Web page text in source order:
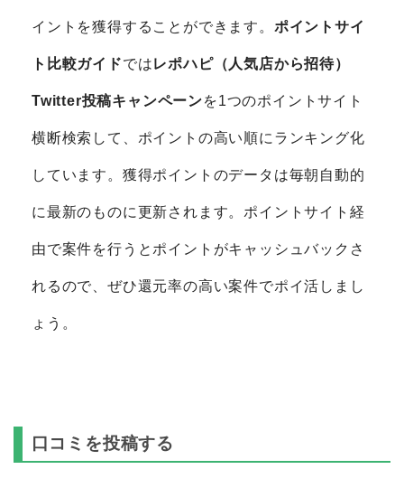
イントを獲得することができます。 ポイントサイ
ト比較ガイドではレポハピ（人気店から招待）
Twitter投稿キャンペーンを1つのポイントサイト
横断検索して、ポイントの高い順にランキング化
しています。獲得ポイントのデータは毎朝自動的
に最新のものに更新されます。ポイントサイト経
由で案件を行うとポイントがキャッシュバックさ
れるので、ぜひ還元率の高い案件でポイ活しまし
ょう。
口コミを投稿する